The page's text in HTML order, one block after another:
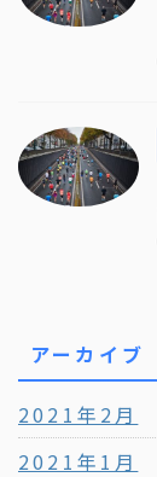
アーカイブ
2021年2月
2021年1月